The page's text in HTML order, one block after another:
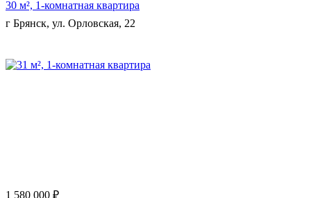
30 м², 1-комнатная квартира
г Брянск, ул. Орловская, 22
1 580 000 ₽